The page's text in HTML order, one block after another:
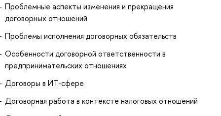
Проблемные аспекты изменения и прекращения
договорных отношений
Проблемы исполнения договорных обязательств
Особенности договорной ответственности в
предпринимательских отношениях
Договоры в ИТ-сфере
Договорная работа в контексте налоговых отношений